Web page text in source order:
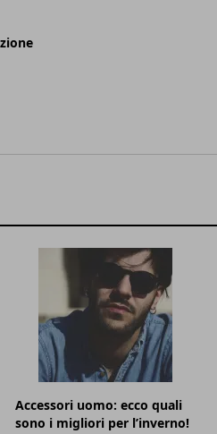
Accessori uomo: ecco quali
sono i migliori per l’inverno!